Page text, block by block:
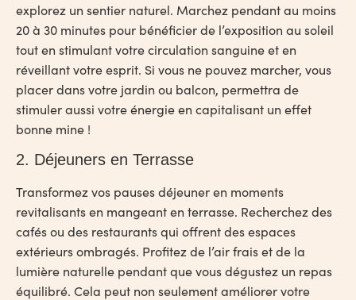
explorez un sentier naturel. Marchez pendant au moins
20 à 30 minutes pour bénéficier de l’exposition au soleil
tout en stimulant votre circulation sanguine et en
réveillant votre esprit. Si vous ne pouvez marcher, vous
placer dans votre jardin ou balcon, permettra de
stimuler aussi votre énergie en capitalisant un effet
bonne mine !
2. Déjeuners en Terrasse
Transformez vos pauses déjeuner en moments
revitalisants en mangeant en terrasse. Recherchez des
cafés ou des restaurants qui offrent des espaces
extérieurs ombragés. Profitez de l’air frais et de la
lumière naturelle pendant que vous dégustez un repas
équilibré. Cela peut non seulement améliorer votre